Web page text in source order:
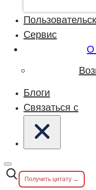
Сервис
О
Блоги
Связаться с
Получить цитату →